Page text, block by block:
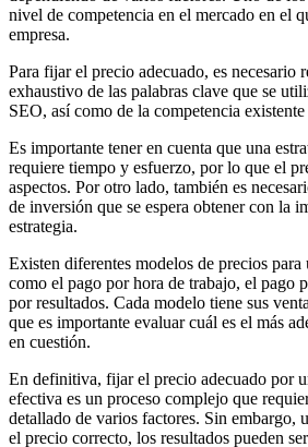
nivel de competencia en el mercado en el
empresa.
Para fijar el precio adecuado, es necesario
exhaustivo de las palabras clave que se
SEO, así como de la competencia existente
Es importante tener en cuenta que una
requiere tiempo y esfuerzo, por lo que el
aspectos. Por otro lado, también es
de inversión que se espera obtener con la
estrategia.
Existen diferentes modelos de precios para
como el pago por hora de trabajo, el pago
por resultados. Cada modelo tiene sus
que es importante evaluar cuál es el más
en cuestión.
En definitiva, fijar el precio adecuado por
efectiva es un proceso complejo que
detallado de varios factores. Sin embargo,
el precio correcto, los resultados pueden